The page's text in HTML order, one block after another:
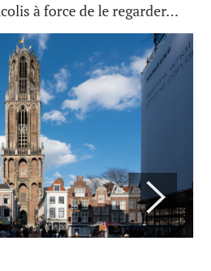
à force de le regarder…